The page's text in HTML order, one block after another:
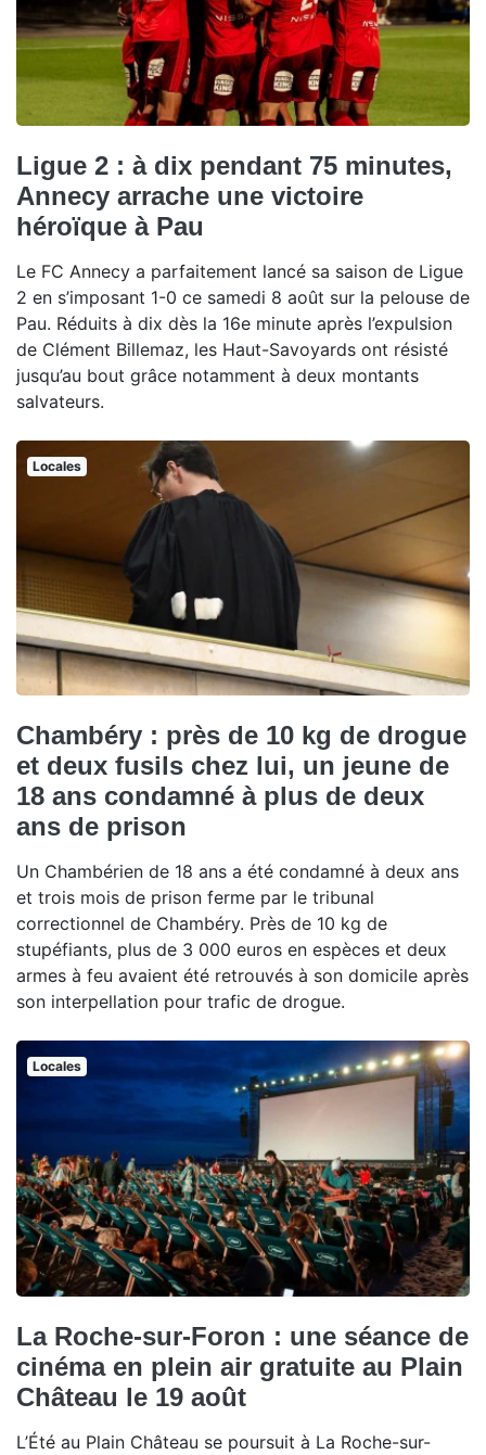
Ligue 2 : à dix pendant 75 minutes,
Annecy arrache une victoire
héroïque à Pau
Le FC Annecy a parfaitement lancé sa saison de Ligue
2 en s’imposant 1-0 ce samedi 8 août sur la pelouse de
Pau. Réduits à dix dès la 16e minute après l’expulsion
de Clément Billemaz, les Haut-Savoyards ont résisté
jusqu’au bout grâce notamment à deux montants
salvateurs.
Locales
Chambéry : près de 10 kg de drogue
et deux fusils chez lui, un jeune de
18 ans condamné à plus de deux
ans de prison
Un Chambérien de 18 ans a été condamné à deux ans
et trois mois de prison ferme par le tribunal
correctionnel de Chambéry. Près de 10 kg de
stupéfiants, plus de 3 000 euros en espèces et deux
armes à feu avaient été retrouvés à son domicile après
son interpellation pour trafic de drogue.
Locales
La Roche-sur-Foron : une séance de
cinéma en plein air gratuite au Plain
Château le 19 août
L’Été au Plain Château se poursuit à La Roche-sur-